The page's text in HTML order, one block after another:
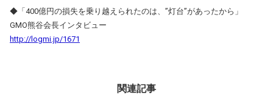
◆「400億円の損失を乗り越えられたのは、”灯台”があったから」
GMO熊谷会長インタビュー
http://logmi.jp/1671
関連記事